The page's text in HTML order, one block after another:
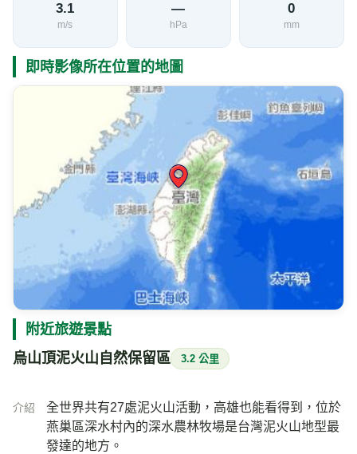
3.1
m/s
—
hPa
0
mm
即時影像所在位置的地圖
附近旅遊景點
烏山頂泥火山自然保留區 3.2 公里
介紹
全世界共有27處泥火山活動，高雄也能看得到，位於
燕巢區深水村內的深水農林牧場是台灣泥火山地型最
發達的地方。